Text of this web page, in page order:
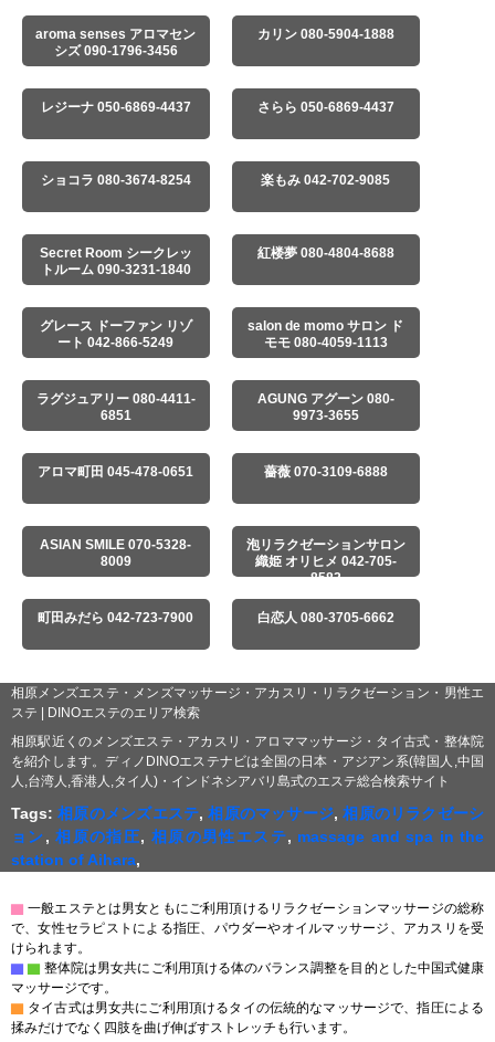
aroma senses アロマセン
シズ 090-1796-3456
カリン 080-5904-1888
レジーナ 050-6869-4437 さらら 050-6869-4437
ショコラ 080-3674-8254 楽もみ 042-702-9085
Secret Room シークレッ
トルーム 090-3231-1840
紅楼夢 080-4804-8688
グレース ドーファン リゾ
ート 042-866-5249
salon de momo サロン ド
モモ 080-4059-1113
ラグジュアリー 080-4411-
6851
AGUNG アグーン 080-
9973-3655
アロマ町田 045-478-0651 薔薇 070-3109-6888
ASIAN SMILE 070-5328-
8009
泡リラクゼーションサロン
織姫 オリヒメ 042-705-
8582
町田みだら 042-723-7900 白恋人 080-3705-6662
相原メンズエステ・メンズマッサージ・アカスリ・リラクゼーション・男性エ
ステ | DINOエステのエリア検索
相原駅近くのメンズエステ・アカスリ・アロママッサージ・タイ古式・整体院
を紹介します。ディノDINOエステナビは全国の日本・アジアン系(韓国人,中国
人,台湾人,香港人,タイ人)・インドネシアバリ島式のエステ総合検索サイト
Tags:相原のメンズエステ,相原のマッサージ,相原のリラクゼーシ
ョン,相原の指圧, 相原の男性エステ, massage and spa in the
station of Aihara,
▇ 一般エステとは男女ともにご利用頂けるリラクゼーションマッサージの総称
で、女性セラピストによる指圧、パウダーやオイルマッサージ、アカスリを受
けられます。
▇ ▇ 整体院は男女共にご利用頂ける体のバランス調整を目的とした中国式健康
マッサージです。
▇ タイ古式は男女共にご利用頂けるタイの伝統的なマッサージで、指圧による
揉みだけでなく四肢を曲げ伸ばすストレッチも行います。